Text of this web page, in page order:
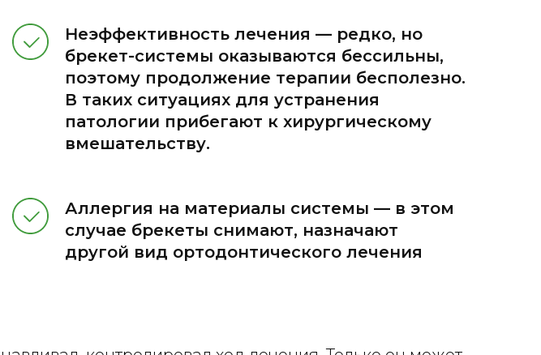
Неэффективность лечения — редко, но
брекет-системы оказываются бессильны,
поэтому продолжение терапии бесполезно.
В таких ситуациях для устранения
патологии прибегают к хирургическому
вмешательству.
Аллергия на материалы системы — в этом
случае брекеты снимают, назначают
другой вид ортодонтического лечения